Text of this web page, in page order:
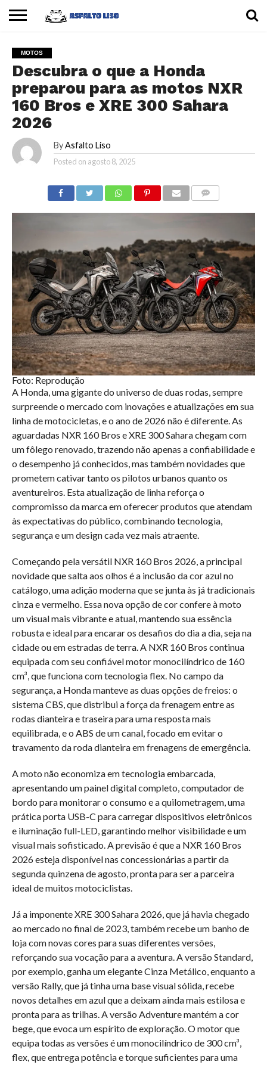
CARROS
MOTOS
DICAS
MOTOS
Descubra o que a Honda
preparou para as motos NXR
160 Bros e XRE 300 Sahara
2026
By Asfalto Liso
Posted on agosto 8, 2025
Foto: Reprodução
A Honda, uma gigante do universo de duas rodas, sempre
surpreende o mercado com inovações e atualizações em sua
linha de motocicletas, e o ano de 2026 não é diferente. As
aguardadas NXR 160 Bros e XRE 300 Sahara chegam com
um fôlego renovado, trazendo não apenas a confiabilidade e
o desempenho já conhecidos, mas também novidades que
prometem cativar tanto os pilotos urbanos quanto os
aventureiros. Esta atualização de linha reforça o
compromisso da marca em oferecer produtos que atendam
às expectativas do público, combinando tecnologia,
segurança e um design cada vez mais atraente.
Começando pela versátil NXR 160 Bros 2026, a principal
novidade que salta aos olhos é a inclusão da cor azul no
catálogo, uma adição moderna que se junta às já tradicionais
cinza e vermelho. Essa nova opção de cor confere à moto
um visual mais vibrante e atual, mantendo sua essência
robusta e ideal para encarar os desafios do dia a dia, seja na
cidade ou em estradas de terra. A NXR 160 Bros continua
equipada com seu confiável motor monocilíndrico de 160
cm³, que funciona com tecnologia flex. No campo da
segurança, a Honda manteve as duas opções de freios: o
sistema CBS, que distribui a força da frenagem entre as
rodas dianteira e traseira para uma resposta mais
equilibrada, e o ABS de um canal, focado em evitar o
travamento da roda dianteira em frenagens de emergência.
A moto não economiza em tecnologia embarcada,
apresentando um painel digital completo, computador de
bordo para monitorar o consumo e a quilometragem, uma
prática porta USB-C para carregar dispositivos eletrônicos
e iluminação full-LED, garantindo melhor visibilidade e um
visual mais sofisticado. A previsão é que a NXR 160 Bros
2026 esteja disponível nas concessionárias a partir da
segunda quinzena de agosto, pronta para ser a parceira
ideal de muitos motociclistas.
Já a imponente XRE 300 Sahara 2026, que já havia chegado
ao mercado no final de 2023, também recebe um banho de
loja com novas cores para suas diferentes versões,
reforçando sua vocação para a aventura. A versão Standard,
por exemplo, ganha um elegante Cinza Metálico, enquanto a
versão Rally, que já tinha uma base visual sólida, recebe
novos detalhes em azul que a deixam ainda mais estilosa e
pronta para as trilhas. A versão Adventure mantém a cor
bege, que evoca um espírito de exploração. O motor que
equipa todas as versões é um monocilíndrico de 300 cm³,
flex, que entrega potência e torque suficientes para uma